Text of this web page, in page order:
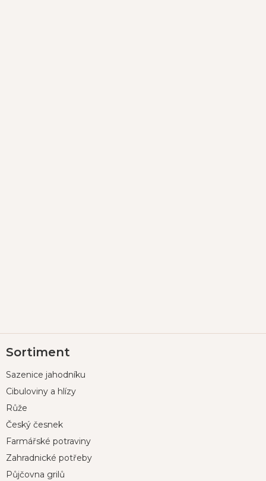
á
a
Sortiment
Sazenice jahodníku
Cibuloviny a hlízy
Růže
Český česnek
Farmářské potraviny
Zahradnické potřeby
Půjčovna grilů